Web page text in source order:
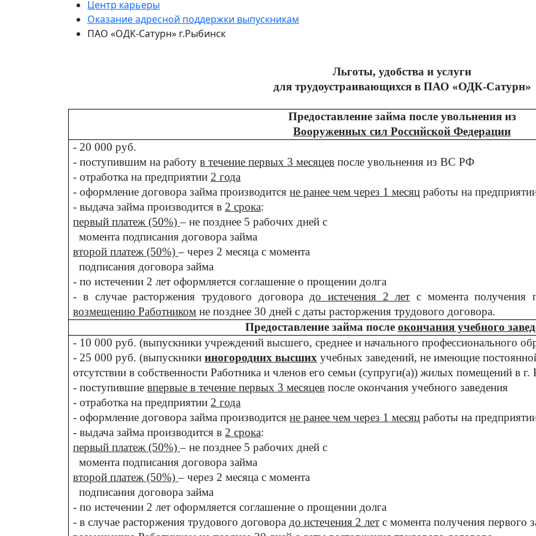
Центр карьеры
Оказание адресной поддержки выпускникам
ПАО «ОДК-Сатурн» г.Рыбинск
Льготы, удобства и услуги
для трудоустраивающихся в ПАО «ОДК-Сатурн»
Предоставление займа после увольнения из
Вооруженных сил Российской Федерации
- 20 000 руб.
- поступившим на работув течение первых 3 месяцев после увольнения из ВС РФ
- отработка на предприятии 2 года
- оформление договора займа производитсяне ранее чем через 1 месяц работы на
- выдача займа производится в 2 срока:
первый платеж (50%)– не позднее 5 рабочих дней с
момента подписания договора займа
второй платеж (50%)– через 2 месяца с момента
подписания договора займа
- по истечении 2 лет оформляется соглашение о прощении долга
- в случае расторжения трудового договора до истечения 2 лет с момента получения
возмещению Работником не позднее 30 дней с даты расторжения трудового договора.
Предоставление займа после окончания учебного
- 10 000 руб. (выпускники учреждений высшего, среднее и начального профессионального
- 25 000 руб. (выпускникииногородних высших учебных заведений, не имеющие
отсутствии в собственности Работника и членов его семьи (супруги(а)) жилых помещений в г.
- поступившиевпервые в течение первых 3 месяцев после окончания учебного заведения
- отработка на предприятии 2 года
- оформление договора займа производитсяне ранее чем через 1 месяц работы на
- выдача займа производится в 2 срока:
первый платеж (50%)– не позднее 5 рабочих дней с
момента подписания договора займа
второй платеж (50%)– через 2 месяца с момента
подписания договора займа
- по истечении 2 лет оформляется соглашение о прощении долга
- в случае расторжения трудового договора до истечения 2 лет с момента получения первого